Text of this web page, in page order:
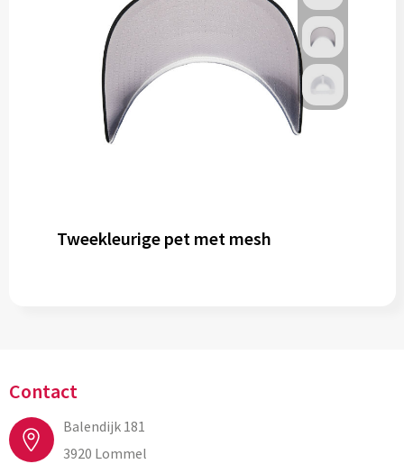
Tweekleurige pet met mesh
Contact
Balendijk 181
3920 Lommel